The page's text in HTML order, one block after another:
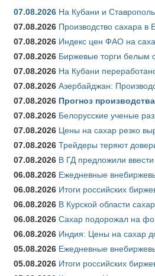
07.08.2026 На Кубани и
07.08.2026 Производство сахара
07.08.2026 Индекс цен ФАО на
07.08.2026 Биржевые торги белым
07.08.2026 На Кубани
07.08.2026 Азербайджан:
07.08.2026 Прогноз
07.08.2026 Белорусские ученые
07.08.2026 Цены на сахар резко
07.08.2026 Трейдеры теряют
07.08.2026 В ГД предложили
06.08.2026 Ежедневные
06.08.2026 Итоги российских
06.08.2026 В Курской области
06.08.2026 Сахар подорожал на
06.08.2026 Индия: Цены на сахар
05.08.2026 Ежедневные
05.08.2026 Итоги российских